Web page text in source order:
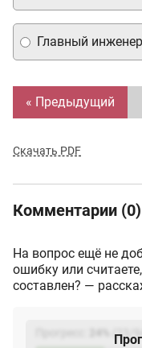
Главный
« Предыдущий
Скачать PDF
Комментарии (0)
На вопрос ещё не
ошибку или
составлен? —
(23